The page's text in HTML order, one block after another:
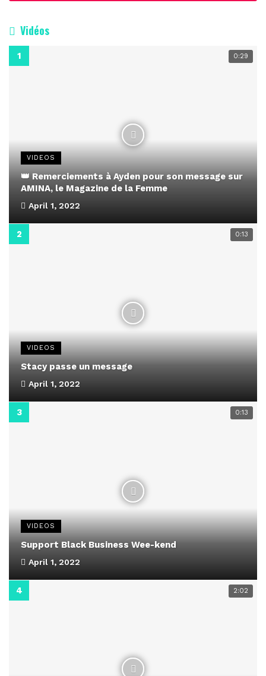
Vidéos
0:29
VIDEOS
👑 Remerciements à Ayden pour son message sur
AMINA, le Magazine de la Femme
April 1, 2022
0:13
VIDEOS
Stacy passe un message
April 1, 2022
0:13
VIDEOS
Support Black Business Wee-kend
April 1, 2022
2:02